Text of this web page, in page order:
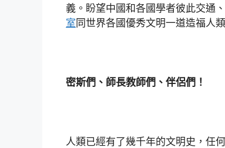
義。盼望中國和各國學者彼此交通
室同世界各國優秀文明一道造福人類
密斯們、師長教師們、伴侶們！
人類已經有了幾千年的文明史，任